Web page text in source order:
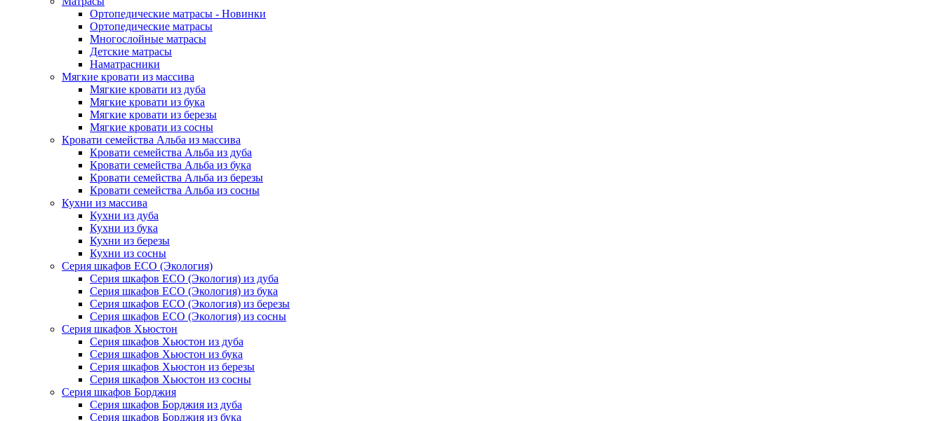
Ортопедические матрасы - Новинки
Ортопедические матрасы
Многослойные матрасы
Детские матрасы
Наматрасники
Мягкие кровати из массива
Мягкие кровати из дуба
Мягкие кровати из бука
Мягкие кровати из березы
Мягкие кровати из сосны
Кровати семейства Альба из массива
Кровати семейства Альба из дуба
Кровати семейства Альба из бука
Кровати семейства Альба из березы
Кровати семейства Альба из сосны
Кухни из массива
Кухни из дуба
Кухни из бука
Кухни из березы
Кухни из сосны
Серия шкафов ECO (Экология)
Серия шкафов ECO (Экология) из дуба
Серия шкафов ECO (Экология) из бука
Серия шкафов ECO (Экология) из березы
Серия шкафов ECO (Экология) из сосны
Серия шкафов Хьюстон
Серия шкафов Хьюстон из дуба
Серия шкафов Хьюстон из бука
Серия шкафов Хьюстон из березы
Серия шкафов Хьюстон из сосны
Серия шкафов Борджия
Серия шкафов Борджия из дуба
Серия шкафов Борджия из бука